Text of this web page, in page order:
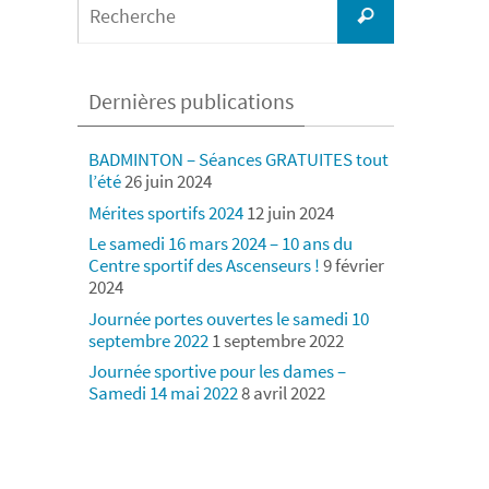
Recherche
Dernières publications
BADMINTON – Séances GRATUITES tout
l’été26 juin 2024
Mérites sportifs 202412 juin 2024
Le samedi 16 mars 2024 – 10 ans du
Centre sportif des Ascenseurs !9 février
2024
Journée portes ouvertes le samedi 10
septembre 20221 septembre 2022
Journée sportive pour les dames –
Samedi 14 mai 20228 avril 2022